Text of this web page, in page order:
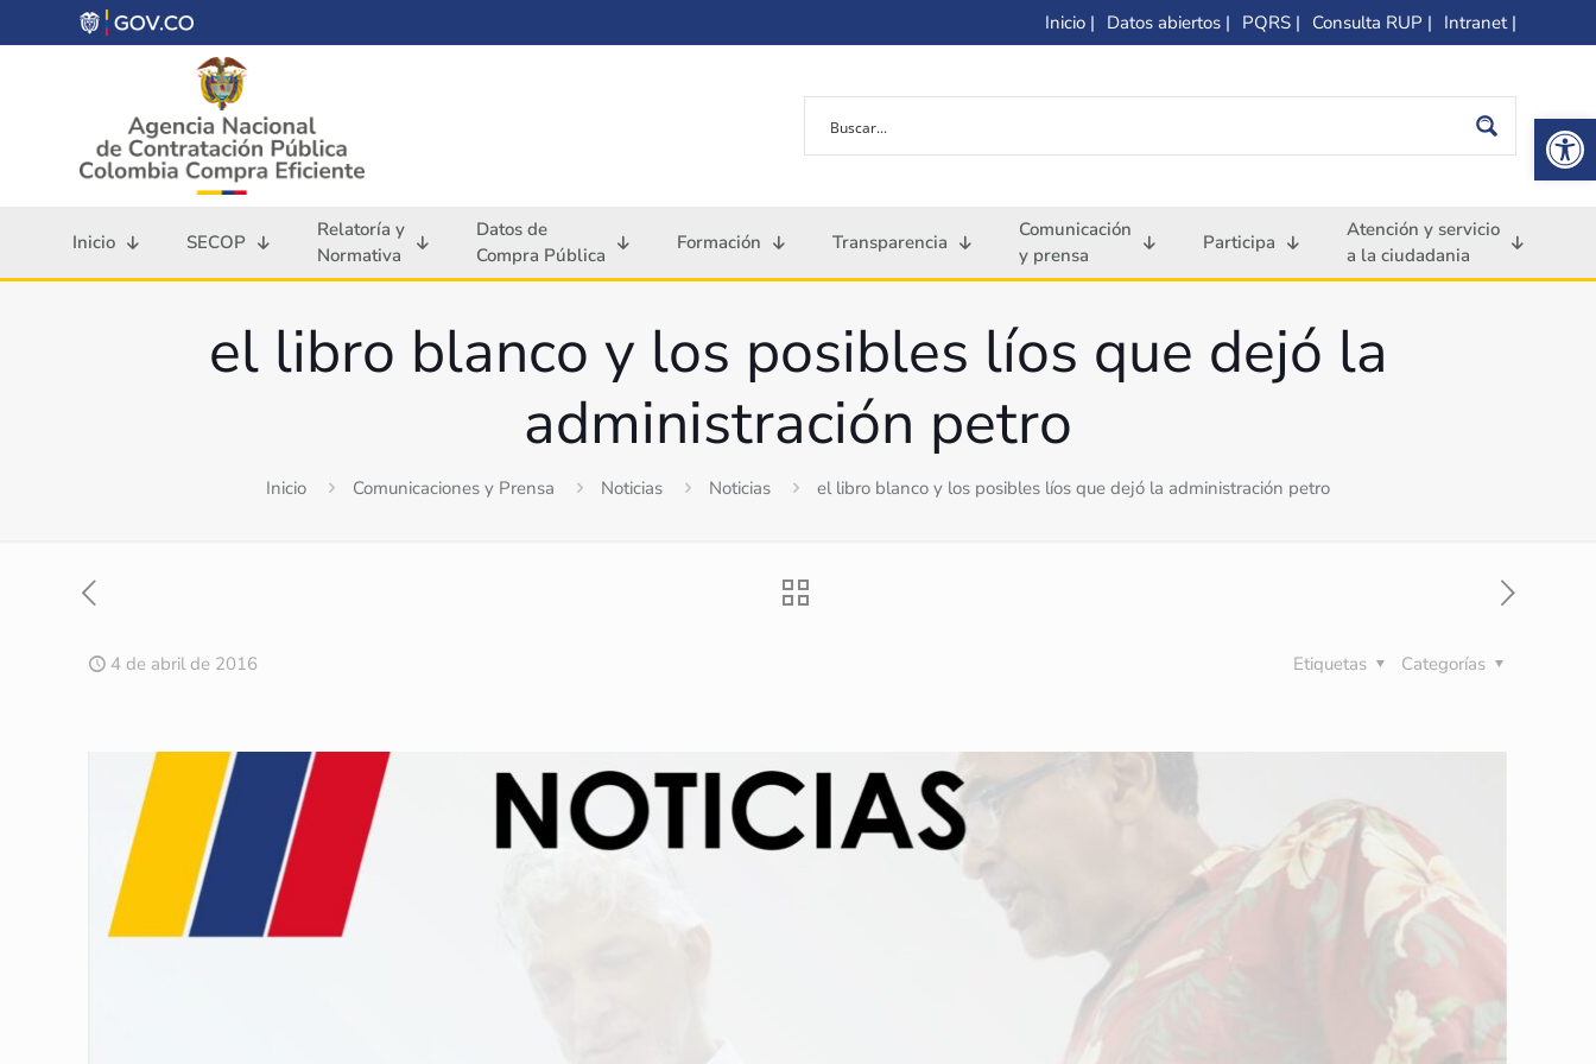
Inicio | Datos abiertos | PQRS | Consulta RUP | Intranet |
Inicio SECOP
Relatoría y
Normativa
Datos de
Compra Pública
Formación Transparencia
Comunicación
y prensa
Participa
Atención y servicio
a la ciudadania
el libro blanco y los posibles líos que dejó la
administración petro
Inicio Comunicaciones y Prensa Noticias Noticias el libro blanco y los posibles líos que dejó la administración petro
4 de abril de 2016 Categorías
Etiquetas